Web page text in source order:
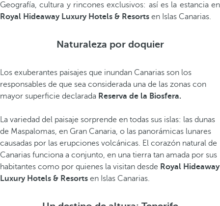
Geografía, cultura y rincones exclusivos: así es la estancia en
Royal Hideaway Luxury Hotels & Resorts en Islas Canarias.
Naturaleza por doquier
Los exuberantes paisajes que inundan Canarias son los
responsables de que sea considerada una de las zonas con
mayor superficie declarada Reserva de la Biosfera.
La variedad del paisaje sorprende en todas sus islas: las dunas
de Maspalomas, en Gran Canaria, o las panorámicas lunares
causadas por las erupciones volcánicas. El corazón natural de
Canarias funciona a conjunto, en una tierra tan amada por sus
habitantes como por quienes la visitan desde Royal Hideaway
Luxury Hotels & Resorts en Islas Canarias.